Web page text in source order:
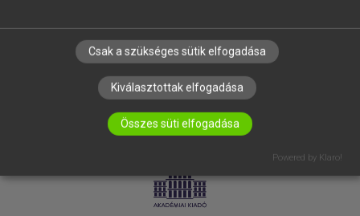
LICENCSZERZŐDÉS ADATVÉDELEM
Csak a szükséges sütik elfogadása
Kiválasztottak elfogadása
Összes süti elfogadása
Powered by Klaro!